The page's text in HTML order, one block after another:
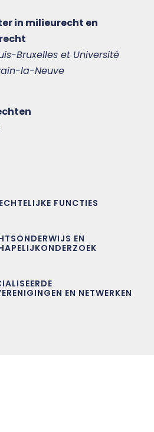
in milieurecht en
Bruxelles et Université
la-Neuve
FUNCTIES
EN
EN NETWERKEN